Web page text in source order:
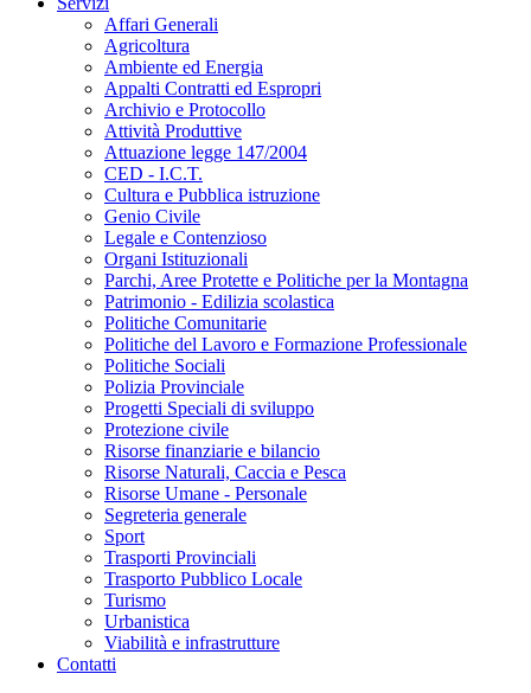
Affari Generali
Agricoltura
Ambiente ed Energia
Appalti Contratti ed Espropri
Archivio e Protocollo
Attività Produttive
Attuazione legge 147/2004
CED - I.C.T.
Cultura e Pubblica istruzione
Genio Civile
Legale e Contenzioso
Organi Istituzionali
Parchi, Aree Protette e Politiche per la Montagna
Patrimonio - Edilizia scolastica
Politiche Comunitarie
Politiche del Lavoro e Formazione Professionale
Politiche Sociali
Polizia Provinciale
Progetti Speciali di sviluppo
Protezione civile
Risorse finanziarie e bilancio
Risorse Naturali, Caccia e Pesca
Risorse Umane - Personale
Segreteria generale
Sport
Trasporti Provinciali
Trasporto Pubblico Locale
Turismo
Urbanistica
Viabilità e infrastrutture
Contatti